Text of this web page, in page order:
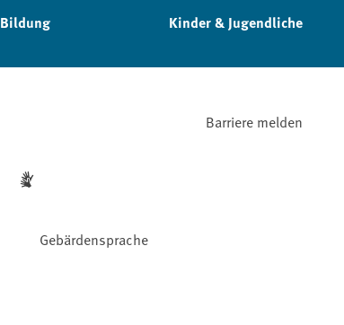
Bildung Kinder & Jugendliche
Gebärdensprache
Barriere melden